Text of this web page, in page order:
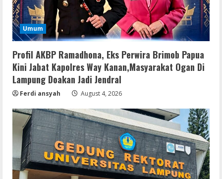
Umum
Profil AKBP Ramadhona, Eks Perwira Brimob Papua
Kini Jabat Kapolres Way Kanan,Masyarakat Ogan Di
Lampung Doakan Jadi Jendral
Ferdi ansyah August 4, 2026
2
Remux
Coyote vs. Acme 2026 Pre-DVDRip
2160𝚙 AVC
August 7, 2026
Serialers